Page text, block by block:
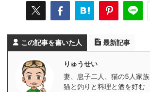
この記事を書いた人 最新記事
りゅうせい
妻、息子二人、猫の5人家族
猫と釣りと料理と酒を好む